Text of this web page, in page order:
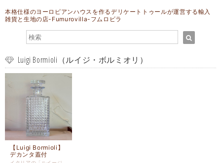
本格仕様のヨーロピアンハウスを作るデリケートトゥールが運営する輸入
雑貨と生地の店-Fumurovilla-フムロビラ
Luigi Bormioli（ルイジ・ボルミオリ）
【Luigi Bormioli】
デカンタ蓋付